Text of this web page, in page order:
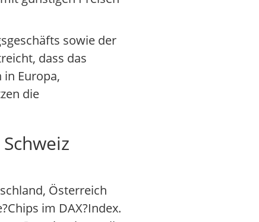
sowie der
dass das
Europa,
die
Österreich
im DAX?Index.